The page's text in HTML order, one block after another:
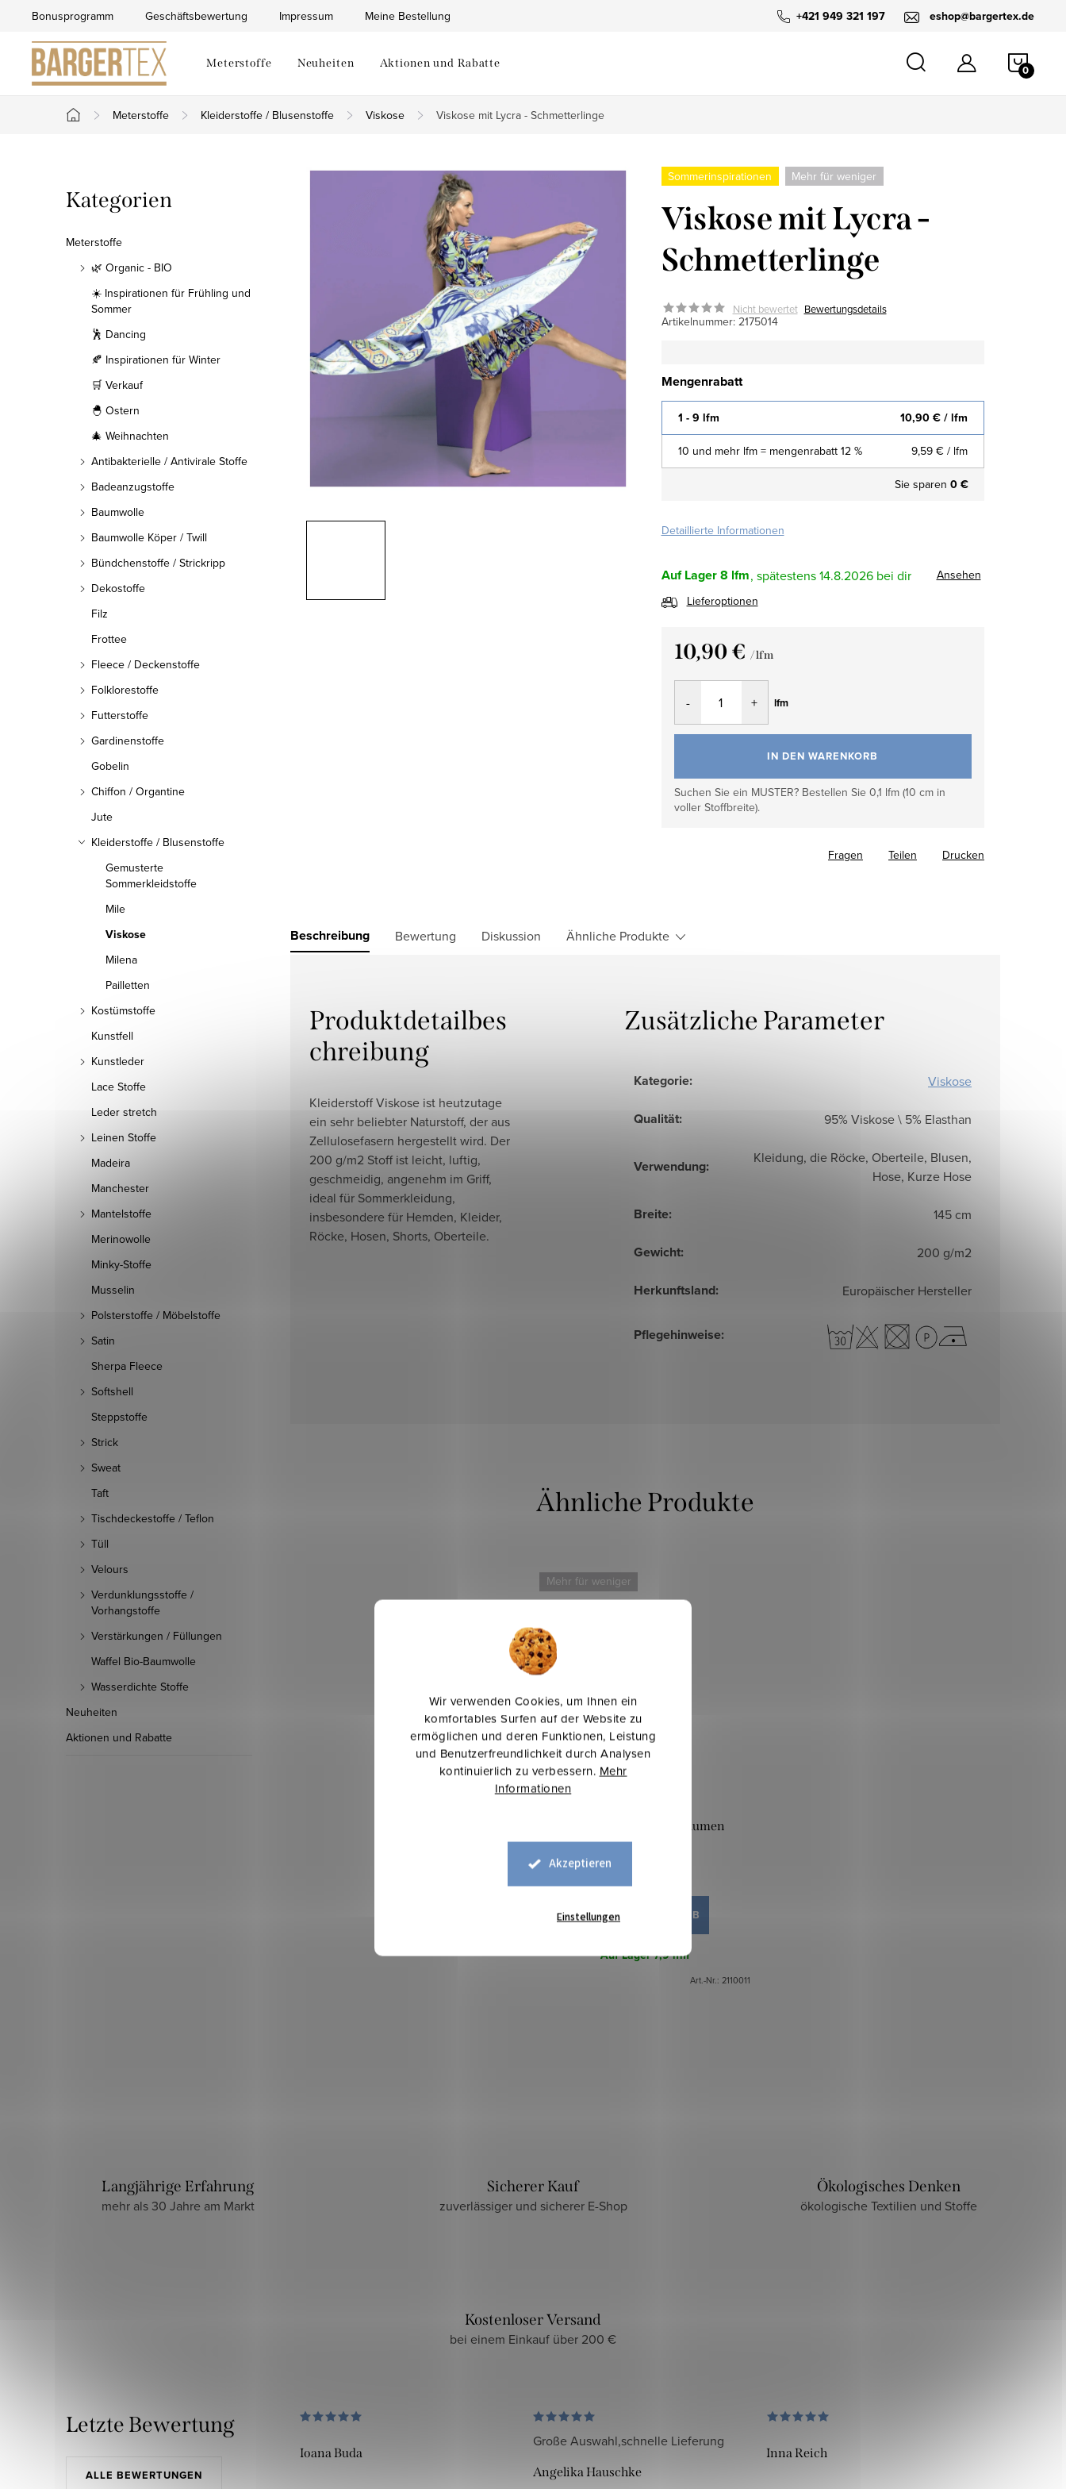
Wir verwenden Cookies, um Ihnen ein
komfortables Surfen auf der Website zu
ermöglichen und deren Funktionen, Leistung
und Benutzerfreundlichkeit durch Analysen
kontinuierlich zu verbessern. Mehr
Informationen
Akzeptieren
Einstellungen
springen
+421 949 321 197 eshop@bargertex.de
Bonusprogramm Geschäftsbewertung Impressum Meine Bestellung
Meterstoffe Neuheiten Aktionen und Rabatte
Startseite
Meterstoffe Kleiderstoffe / Blusenstoffe Viskose Viskose mit Lycra - Schmetterlinge
e
i
Kategorien
überspringen
Kategorien
Meterstoffe
🌿 Organic - BIO
☀️ Inspirationen für Frühling und
Sommer
🕺 Dancing
🍂 Inspirationen für Winter
🛒 Verkauf
🐣 Ostern
🎄 Weihnachten
Antibakterielle / Antivirale Stoffe
Badeanzugstoffe
Baumwolle
Baumwolle Köper / Twill
Bündchenstoffe / Strickripp
Dekostoffe
Filz
Frottee
Fleece / Deckenstoffe
Folklorestoffe
Futterstoffe
Gardinenstoffe
Gobelin
Chiffon / Organtine
Jute
Kleiderstoffe / Blusenstoffe
Gemusterte
Sommerkleidstoffe
Mile
Viskose
Milena
Pailletten
Kostümstoffe
Kunstfell
Kunstleder
Lace Stoffe
Leder stretch
Leinen Stoffe
Madeira
Manchester
Mantelstoffe
Merinowolle
Minky-Stoffe
Musselin
Polsterstoffe / Möbelstoffe
Satin
Sherpa Fleece
Softshell
Steppstoffe
Strick
Sweat
Taft
Tischdeckestoffe / Teflon
Tüll
Velours
Verdunklungsstoffe /
Vorhangstoffe
Verstärkungen / Füllungen
Waffel Bio-Baumwolle
Wasserdichte Stoffe
Neuheiten
Aktionen und Rabatte
Sommerinspirationen Mehr für weniger
Viskose mit Lycra -
Schmetterlinge
Nicht bewertet Bewertungsdetails
Artikelnummer: 2175014
Mengenrabatt
1 - 9 lfm 10,90 € / lfm
10 und mehr lfm = mengenrabatt 12 % 9,59 € / lfm
Sie sparen 0 €
Detaillierte Informationen
Auf Lager8 lfm 14.8.2026
Ansehen
Lieferoptionen
10,90 € / lfm
Verkaufspreis:
lfm
IN DEN WARENKORB
Suchen Sie ein MUSTER? Bestellen Sie 0,1 lfm (10 cm in
voller Stoffbreite).
Drucken
Fragen Teilen
Beschreibung Bewertung Diskussion Ähnliche Produkte
Produktdetailbes
chreibung
Kleiderstoff Viskose ist heutzutage
ein sehr beliebter Naturstoff, der aus
Zellulosefasern hergestellt wird. Der
200 g/m2 Stoff ist leicht, luftig,
geschmeidig, angenehm im Griff,
ideal für Sommerkleidung,
insbesondere für Hemden, Kleider,
Röcke, Hosen, Shorts, Oberteile.
Zusätzliche Parameter
Kategorie: Viskose
Qualität: 95% Viskose \ 5% Elasthan
Verwendung:
Kleidung, die Röcke, Oberteile, Blusen,
Hose, Kurze Hose
Breite: 145 cm
Gewicht: 200 g/m2
Herkunftsland: Europäischer Hersteller
Pflegehinweise:
Mehr für weniger
Viskose gemustert – Blumen
IN DEN WARENKORB
Auf Lager7,9 lfm
Art.-Nr.: 2110011
Langjährige Erfahrung
mehr als 30 Jahre am Markt
Sicherer Kauf
zuverlässiger und sicherer E-Shop
Ökologisches Denken
ökologische Textilien und Stoffe
Kostenloser Versand
bei einem Einkauf über 200 €
Letzte Bewertung
ALLE BEWERTUNGEN
Ioana Buda
Große Auswahl,schnelle Lieferung
Angelika Hauschke
Inna Reich